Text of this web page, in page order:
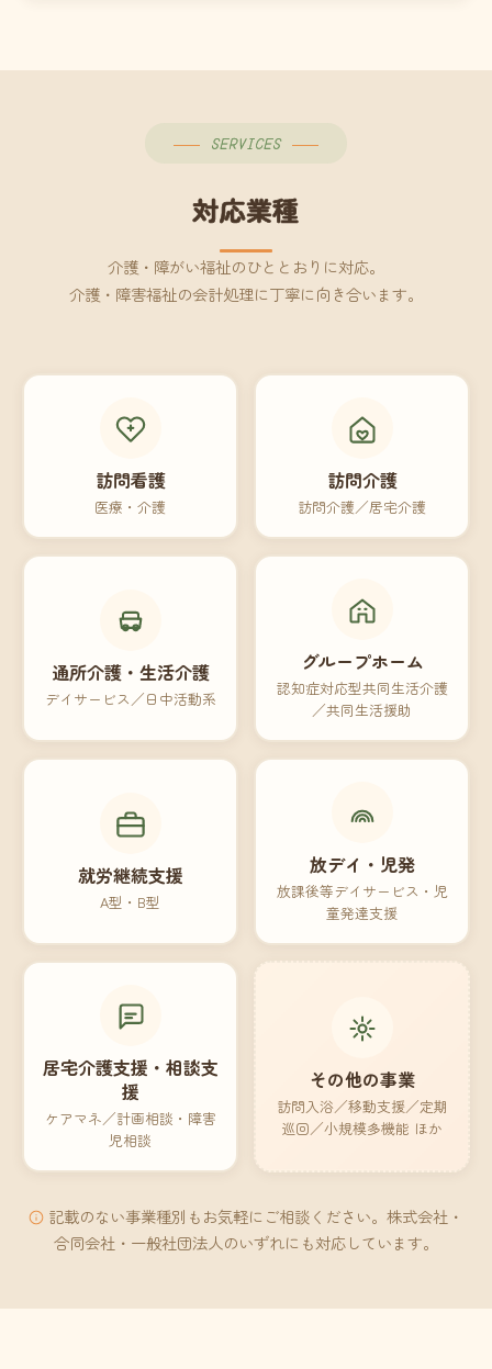
SERVICES
対応業種
介護・障がい福祉のひととおりに対応。
介護・障害福祉の会計処理に丁寧に向き合います。
訪問看護
医療・介護
訪問介護
訪問介護／居宅介護
通所介護・生活介護
デイサービス／日中活動系
グループホーム
認知症対応型共同生活介護
／共同生活援助
就労継続支援
A型・B型
放デイ・児発
放課後等デイサービス・児
童発達支援
居宅介護支援・相談支
援
ケアマネ／計画相談・障害
児相談
その他の事業
訪問入浴／移動支援／定期
巡回／小規模多機能 ほか
記載のない事業種別もお気軽にご相談ください。株式会社・
合同会社・一般社団法人のいずれにも対応しています。